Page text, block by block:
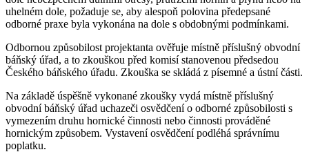
uhelném dole, požaduje se, aby alespoň polovina předepsané
odborné praxe byla vykonána na dole s obdobnými podmínkami.
Odbornou způsobilost projektanta ověřuje místně příslušný obvodní
báňský úřad, a to zkouškou před komisí stanovenou předsedou
Českého báňského úřadu. Zkouška se skládá z písemné a ústní části.
Na základě úspěšně vykonané zkoušky vydá místně příslušný
obvodní báňský úřad uchazeči osvědčení o odborné způsobilosti s
vymezením druhu hornické činnosti nebo činnosti prováděné
hornickým způsobem. Vystavení osvědčení podléhá správnímu
poplatku.